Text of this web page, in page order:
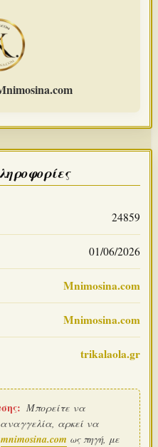
24859
01/06/2026
Mnimosina.com
Mnimosina.com
trikalaola.gr
Μπορείτε να
αρκεί να
mnimosina.com ως πηγή, με